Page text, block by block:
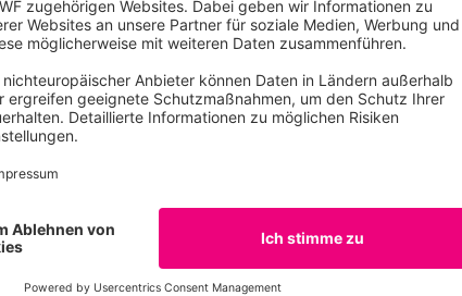
Kontakt
JulianPhilipp
Pressesprecher
Transformation von Wirtschaft und Finanzmarkt / Berlin
julian.philipp@wwf.de